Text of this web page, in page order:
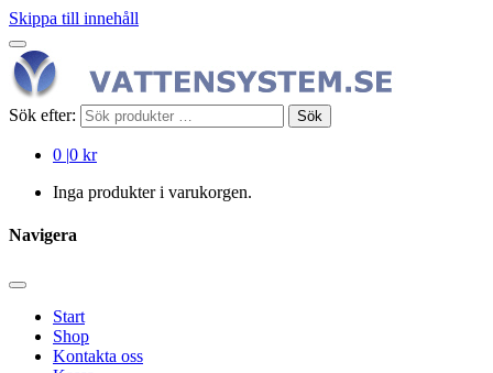
Skippa till innehåll
Sök efter: Sök
0 |0 kr
Inga produkter i varukorgen.
Navigera
Start
Shop
Kontakta oss